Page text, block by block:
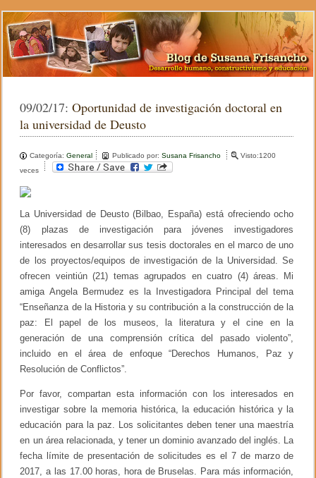
09/02/17:Oportunidad de investigación doctoral en
la universidad de Deusto
Categoría:General Publicado por:Susana Frisancho
Visto:1200
veces
La Universidad de Deusto (Bilbao, España) está ofreciendo ocho
(8) plazas de investigación para jóvenes investigadores
interesados en desarrollar sus tesis doctorales en el marco de uno
de los proyectos/equipos de investigación de la Universidad. Se
ofrecen veintiún (21) temas agrupados en cuatro (4) áreas. Mi
amiga Angela Bermudez es la Investigadora Principal del tema
“Enseñanza de la Historia y su contribución a la construcción de la
paz: El papel de los museos, la literatura y el cine en la
generación de una comprensión crítica del pasado violento”,
incluido en el área de enfoque “Derechos Humanos, Paz y
Resolución de Conflictos”.
Por favor, compartan esta información con los interesados en
investigar sobre la memoria histórica, la educación histórica y la
educación para la paz. Los solicitantes deben tener una maestría
en un área relacionada, y tener un dominio avanzado del inglés. La
fecha límite de presentación de solicitudes es el 7 de marzo de
2017, a las 17.00 horas, hora de Bruselas. Para más información,